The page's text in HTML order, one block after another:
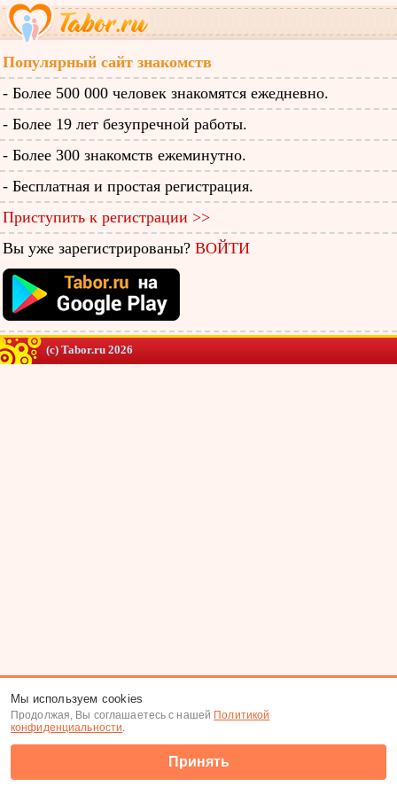
Популярный сайт знакомств
- Более 500 000 человек знакомятся ежедневно.
- Более 19 лет безупречной работы.
- Более 300 знакомств ежеминутно.
- Бесплатная и простая регистрация.
Приступить к регистрации >>
Вы уже зарегистрированы? ВОЙТИ
(c) Tabor.ru 2026
Мы используем cookies
Продолжая, Вы соглашаетесь с нашей Политикой
конфиденциальности.
Принять